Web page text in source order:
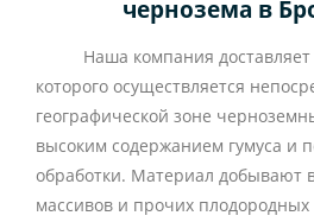
чернозема в
Наша компания доставляет
которого осуществляется
географической зоне
высоким содержанием гумуса и
обработки. Материал добывают
массивов и прочих